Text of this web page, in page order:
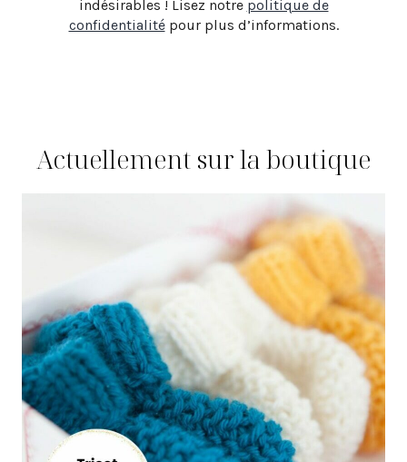
indésirables ! Lisez notre politique de
confidentialitépour plus d’informations.
Actuellement sur la boutique